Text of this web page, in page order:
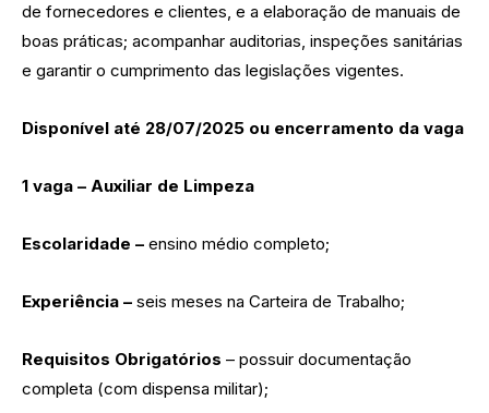
de fornecedores e clientes, e a elaboração de manuais de
boas práticas; acompanhar auditorias, inspeções sanitárias
e garantir o cumprimento das legislações vigentes.
Disponível até 28/07/2025 ou encerramento da vaga
1 vaga – Auxiliar de Limpeza
Escolaridade – ensino médio completo;
Experiência – seis meses na Carteira de Trabalho;
Requisitos Obrigatórios – possuir documentação
completa (com dispensa militar);